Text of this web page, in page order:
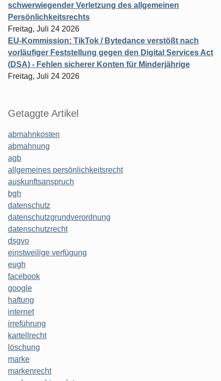
schwerwiegender Verletzung des allgemeinen
Persönlichkeitsrechts
Freitag, Juli 24 2026
EU-Kommission: TikTok / Bytedance verstößt nach
vorläufiger Feststellung gegen den Digital Services Act
(DSA) - Fehlen sicherer Konten für Minderjährige
Freitag, Juli 24 2026
Getaggte Artikel
abmahnkosten
abmahnung
agb
allgemeines persönlichkeitsrecht
auskunftsanspruch
bgh
datenschutz
datenschutzgrundverordnung
datenschutzrecht
dsgvo
einstweilige verfügung
eugh
facebook
google
haftung
internet
irreführung
kartellrecht
löschung
marke
markenrecht